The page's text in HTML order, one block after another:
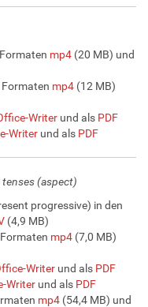
mp4 (20 MB) und
mp4 (12 MB)
Writer und als PDF
Writer und als PDF
(aspect)
progressive) in den
(4,9 MB)
mp4 (7,0 MB)
Writer und als PDF
Writer und als PDF
mp4 (54,4 MB) und